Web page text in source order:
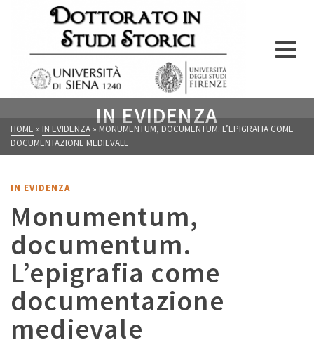
IN EVIDENZA
HOME » IN EVIDENZA » MONUMENTUM, DOCUMENTUM. L’EPIGRAFIA COME
DOCUMENTAZIONE MEDIEVALE
IN EVIDENZA
Monumentum,
documentum.
L’epigrafia come
documentazione
medievale